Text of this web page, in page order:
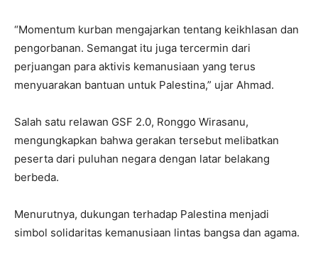
“Momentum kurban mengajarkan tentang keikhlasan dan
pengorbanan. Semangat itu juga tercermin dari
perjuangan para aktivis kemanusiaan yang terus
menyuarakan bantuan untuk Palestina,” ujar Ahmad.
Salah satu relawan GSF 2.0, Ronggo Wirasanu,
mengungkapkan bahwa gerakan tersebut melibatkan
peserta dari puluhan negara dengan latar belakang
berbeda.
Menurutnya, dukungan terhadap Palestina menjadi
simbol solidaritas kemanusiaan lintas bangsa dan agama.